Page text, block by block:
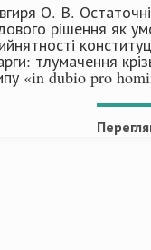
О. В.
рішення як
тлумачення
«in dubio pro